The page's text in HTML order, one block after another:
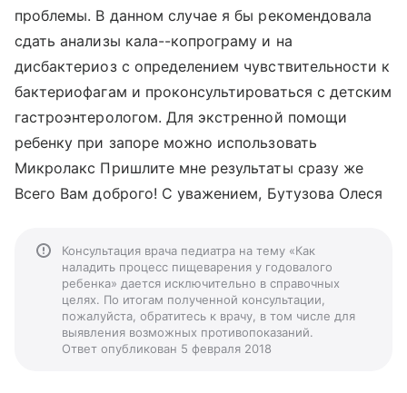
проблемы. В данном случае я бы рекомендовала
сдать анализы кала--копрограму и на
дисбактериоз с определением чувствительности к
бактериофагам и проконсультироваться с детским
гастроэнтерологом. Для экстренной помощи
ребенку при запоре можно использовать
Микролакс Пришлите мне результаты сразу же
Всего Вам доброго! С уважением, Бутузова Олеся
Консультация врача педиатра на тему «Как
наладить процесс пищеварения у годовалого
ребенка» дается исключительно в справочных
целях. По итогам полученной консультации,
пожалуйста, обратитесь к врачу, в том числе для
выявления возможных противопоказаний.
Ответ опубликован 5 февраля 2018